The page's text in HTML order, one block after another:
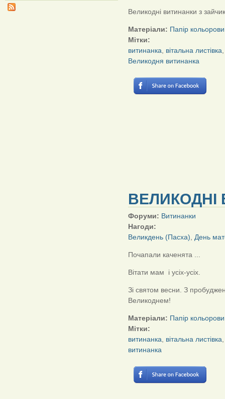
Великодні витинанки з
Матеріали: Папір
Мітки:
витинанка
вітальна листівка
Великодня витинанка
ВЕЛИКОДНІ
Форуми: Витинанки
Нагоди:
Великдень (Пасха)
День
Почапали каченята ...
Вітати мам і усіх-усіх.
Зі святом весни. З
Великоднем!
Матеріали: Папір
Мітки:
витинанка
вітальна листівка
витинанка